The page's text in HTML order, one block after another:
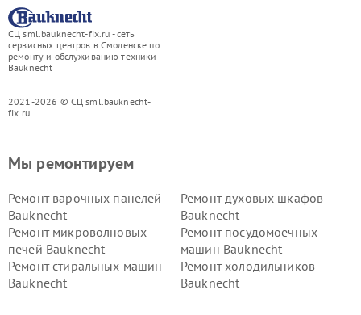
СЦ sml.bauknecht-fix.ru - сеть
сервисных центров в Смоленске по
ремонту и обслуживанию техники
Bauknecht
2021-2026 © СЦ sml.bauknecht-
fix.ru
Мы ремонтируем
Ремонт варочных панелей
Bauknecht
Ремонт духовых шкафов
Bauknecht
Ремонт микроволновых
печей Bauknecht
Ремонт посудомоечных
машин Bauknecht
Ремонт стиральных машин
Bauknecht
Ремонт холодильников
Bauknecht